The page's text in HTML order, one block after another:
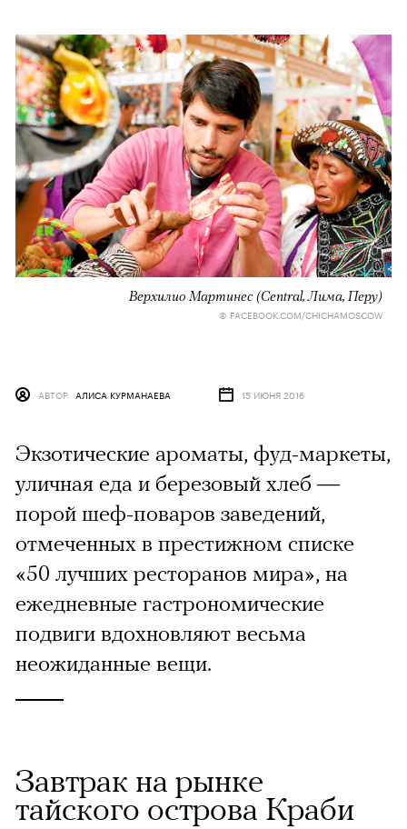
Верхилио Мартинес (Central, Лима, Перу)
© FACEBOOK.COM/CHICHAMOSCOW
АВТОР АЛИСА КУРМАНАЕВА 15 ИЮНЯ 2016
Экзотические ароматы, фуд-маркеты,
уличная еда и березовый хлеб —
порой шеф-поваров заведений,
отмеченных в престижном списке
«50 лучших ресторанов мира», на
ежедневные гастрономические
подвиги вдохновляют весьма
неожиданные вещи.
Завтрак на рынке
тайского острова Краби